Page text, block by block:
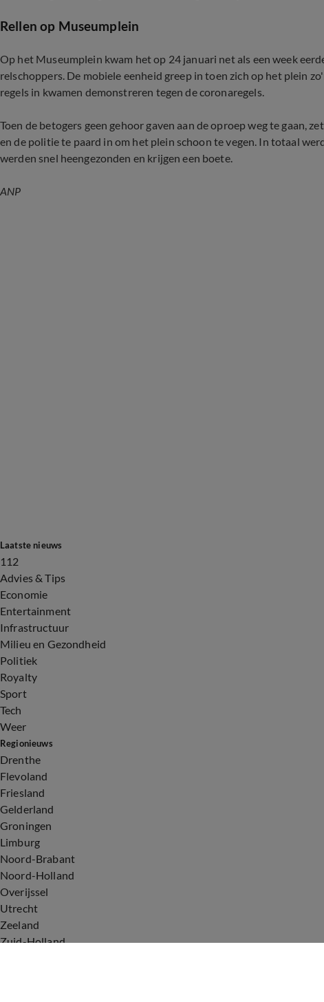
Rellen op Museumplein
Op het Museumplein kwam het op 24 januari net als een week
relschoppers. De mobiele eenheid greep in toen zich op het plein
regels in kwamen demonstreren tegen de coronaregels.
Toen de betogers geen gehoor gaven aan de oproep weg te gaan,
en de politie te paard in om het plein schoon te vegen. In totaal
werden snel heengezonden en krijgen een boete.
ANP
Laatste nieuws
112
Advies & Tips
Economie
Entertainment
Infrastructuur
Milieu en Gezondheid
Politiek
Royalty
Sport
Tech
Weer
Regionieuws
Drenthe
Flevoland
Friesland
Gelderland
Groningen
Limburg
Noord-Brabant
Noord-Holland
Overijssel
Utrecht
Zeeland
Zuid-Holland